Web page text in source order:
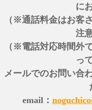
に
（※通話料金はお客
注
（※電話対応時間外
っ
メールでのお問い合
email：